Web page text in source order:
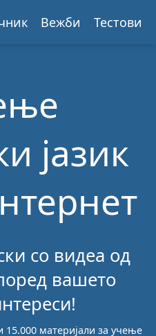
Вежби Тестови
јазик
со видеа од
вашето
материјали за учење